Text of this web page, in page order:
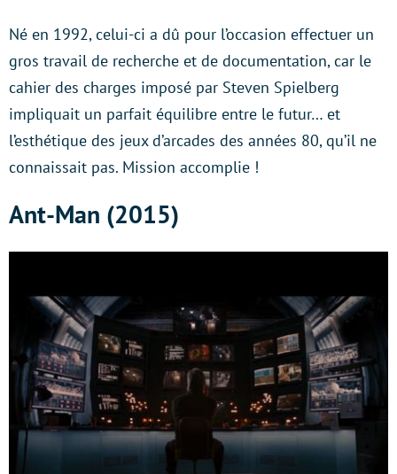
Né en 1992, celui-ci a dû pour l’occasion effectuer un
gros travail de recherche et de documentation, car le
cahier des charges imposé par Steven Spielberg
impliquait un parfait équilibre entre le futur… et
l’esthétique des jeux d’arcades des années 80, qu’il ne
connaissait pas. Mission accomplie !
Ant-Man (2015)